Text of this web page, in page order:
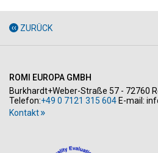
ZURÜCK
ROMI EUROPA GMBH
Burkhardt+Weber-Straße 57 - 72760
Telefon:+49 0 7121 315 604 E-mail:
Kontakt